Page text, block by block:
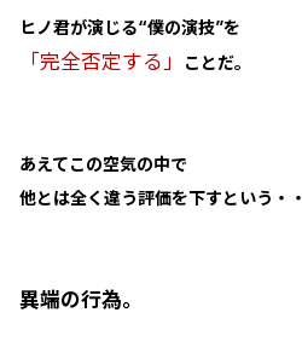
ヒノ君が演じる“僕の演技”を
「完全否定する」 ことだ。
あえてこの空気の中で
他とは全く違う評価を下すという・・
異端の行為。